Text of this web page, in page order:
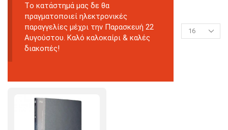
Tο κατάστημά μας δε θα
πραγματοποιεί ηλεκτρονικές
παραγγελίες μέχρι την Παρασκευή 22
Αυγούστου. Καλό καλοκαίρι & καλές
διακοπές!